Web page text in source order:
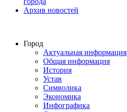
Архив новостей
Город
Актуальная информация
Общая информация
История
Устав
Символика
Экономика
Инфографика